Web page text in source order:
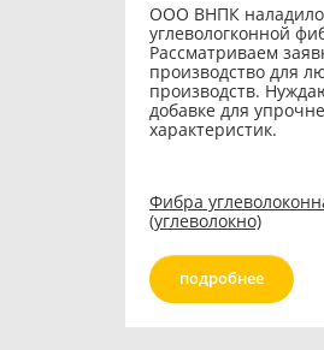
ООО ВНПК
углевологконной
Рассматриваем
производство для
производств.
добавке для
характеристик.
Фибра
(углеволокно)
подробнее